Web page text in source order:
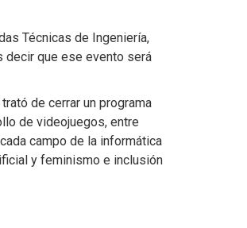
Técnicas de Ingeniería,
decir que ese evento será
de cerrar un programa
de videojuegos, entre
campo de la informática
y feminismo e inclusión